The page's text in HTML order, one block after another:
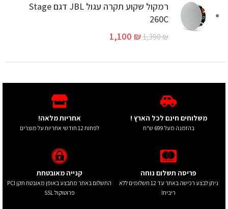
רמקול שקוע תקרה עגול JBL דגם Stage
260C
1,390₪
1,100 ₪
משלוחים חינם לכל הארץ !
בהזמנה מעל 699 ש"ח
אחריות מלאה!
לפחות 12 חודשי אחריות על מוצרים
פריסה תשלום נוחה
ניתן לבצע רכישה באתר עד 12 תשלומים ללא
ריבית!
קנייה מאובטחת
התשלום באתר מתבצע באופן מאובטח תקן PCI
פרוטוקול SSL